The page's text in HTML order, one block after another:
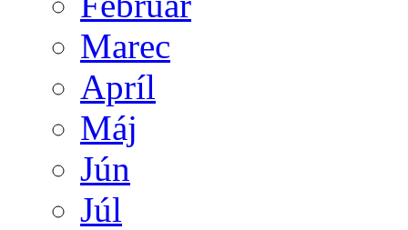
Marec
Apríl
Máj
Jún
Júl